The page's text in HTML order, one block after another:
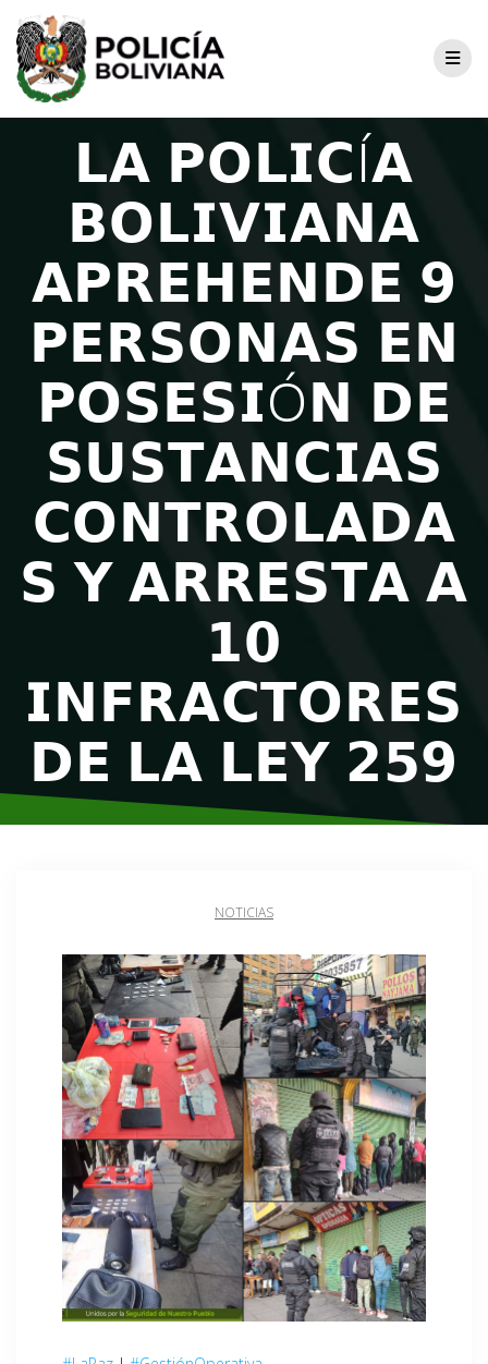
𝗟𝗔 𝗣𝗢𝗟𝗜𝗖Í𝗔
𝗕𝗢𝗟𝗜𝗩𝗜𝗔𝗡𝗔
𝗔𝗣𝗥𝗘𝗛𝗘𝗡𝗗𝗘 𝟵
𝗣𝗘𝗥𝗦𝗢𝗡𝗔𝗦 𝗘𝗡
𝗣𝗢𝗦𝗘𝗦𝗜Ó𝗡 𝗗𝗘
𝗦𝗨𝗦𝗧𝗔𝗡𝗖𝗜𝗔𝗦
𝗖𝗢𝗡𝗧𝗥𝗢𝗟𝗔𝗗𝗔
𝗦 𝗬 𝗔𝗥𝗥𝗘𝗦𝗧𝗔 𝗔
𝟭𝟬
𝗜𝗡𝗙𝗥𝗔𝗖𝗧𝗢𝗥𝗘𝗦
𝗗𝗘 𝗟𝗔 𝗟𝗘𝗬 𝟮𝟱𝟵
NOTICIAS